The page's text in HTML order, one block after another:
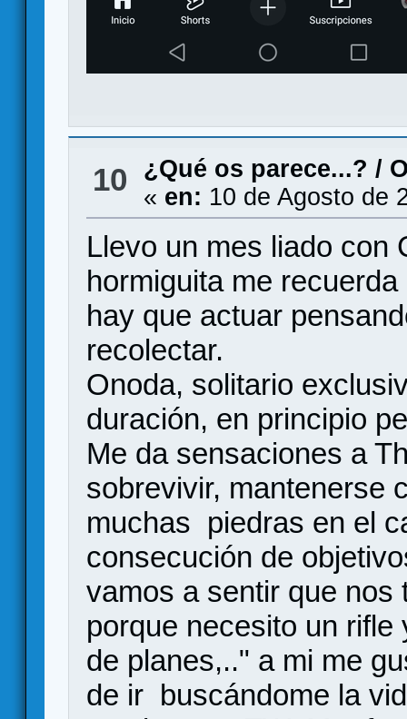
10 ¿Qué os parece...? /
« en: 10 de Agosto de
Llevo un mes liado con
hormiguita me
hay que actuar
recolectar.
Onoda, solitario
duración, en principio
Me da sensaciones a
sobrevivir, mantenerse
muchas piedras en el
consecución de
vamos a sentir que nos
porque necesito un
de planes,.." a mi me
de ir buscándome la